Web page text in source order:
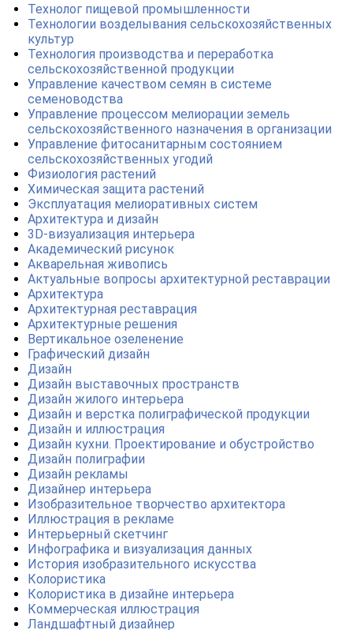
Технолог пищевой промышленности
Технологии возделывания сельскохозяйственных
культур
Технология производства и переработка
сельскохозяйственной продукции
Управление качеством семян в системе
семеноводства
Управление процессом мелиорации земель
сельскохозяйственного назначения в организации
Управление фитосанитарным состоянием
сельскохозяйственных угодий
Физиология растений
Химическая защита растений
Эксплуатация мелиоративных систем
Архитектура и дизайн
3D-визуализация интерьера
Академический рисунок
Акварельная живопись
Актуальные вопросы архитектурной реставрации
Архитектура
Архитектурная реставрация
Архитектурные решения
Вертикальное озеленение
Графический дизайн
Дизайн
Дизайн выставочных пространств
Дизайн жилого интерьера
Дизайн и верстка полиграфической продукции
Дизайн и иллюстрация
Дизайн кухни. Проектирование и обустройство
Дизайн полиграфии
Дизайн рекламы
Дизайнер интерьера
Изобразительное творчество архитектора
Иллюстрация в рекламе
Интерьерный скетчинг
Инфографика и визуализация данных
История изобразительного искусства
Колористика
Колористика в дизайне интерьера
Коммерческая иллюстрация
Ландшафтный дизайнер